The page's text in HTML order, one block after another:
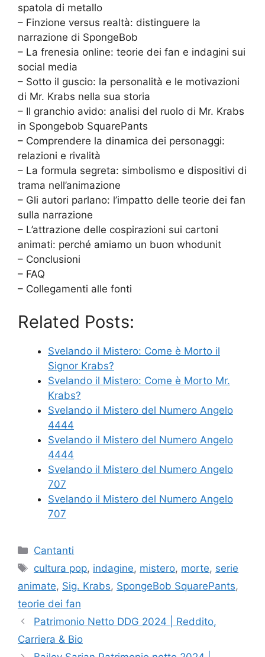
spatola di metallo
– Finzione versus realtà: distinguere la
narrazione di SpongeBob
– La frenesia online: teorie dei fan e indagini sui
social media
– Sotto il guscio: la personalità e le motivazioni
di Mr. Krabs nella sua storia
– Il granchio avido: analisi del ruolo di Mr. Krabs
in Spongebob SquarePants
– Comprendere la dinamica dei personaggi:
relazioni e rivalità
– La formula segreta: simbolismo e dispositivi di
trama nell’animazione
– Gli autori parlano: l’impatto delle teorie dei fan
sulla narrazione
– L’attrazione delle cospirazioni sui cartoni
animati: perché amiamo un buon whodunit
– Conclusioni
– FAQ
– Collegamenti alle fonti
Related Posts:
Svelando il Mistero: Come è Morto il
Signor Krabs?
Svelando il Mistero: Come è Morto Mr.
Krabs?
Svelando il Mistero del Numero Angelo
4444
Svelando il Mistero del Numero Angelo
4444
Svelando il Mistero del Numero Angelo
707
Svelando il Mistero del Numero Angelo
707
Categories
Cantanti
Tags
cultura pop, indagine, mistero, morte, serie
animate, Sig. Krabs, SpongeBob SquarePants,
teorie dei fan
Patrimonio Netto DDG 2024 | Reddito,
Carriera & Bio